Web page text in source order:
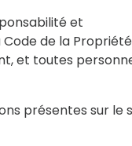
et
de la Propriété
et toutes
présentes sur le